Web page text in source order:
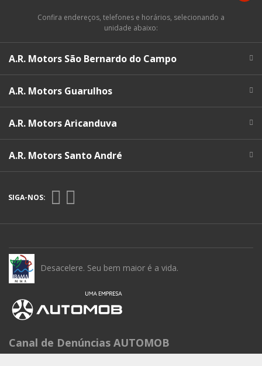
Confira endereços, telefones e horários, selecionando a
unidade abaixo:
A.R. Motors São Bernardo do Campo
A.R. Motors Guarulhos
A.R. Motors Aricanduva
A.R. Motors Santo André
SIGA-NOS:
Desacelere. Seu bem maior é a vida.
Canal de Denúncias AUTOMOB